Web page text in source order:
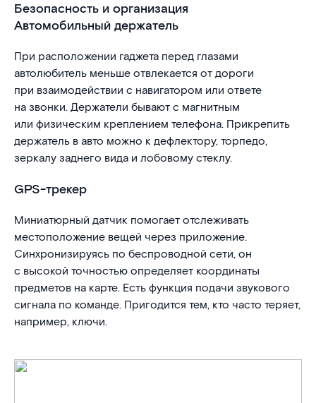
Безопасность и организация
Автомобильный держатель
При расположении гаджета перед глазами
автолюбитель меньше отвлекается от дороги
при взаимодействии с навигатором или ответе
на звонки. Держатели бывают с магнитным
или физическим креплением телефона. Прикрепить
держатель в авто можно к дефлектору, торпедо,
зеркалу заднего вида и лобовому стеклу.
GPS-трекер
Миниатюрный датчик помогает отслеживать
местоположение вещей через приложение.
Синхронизируясь по беспроводной сети, он
с высокой точностью определяет координаты
предметов на карте. Есть функция подачи звукового
сигнала по команде. Пригодится тем, кто часто теряет,
например, ключи.